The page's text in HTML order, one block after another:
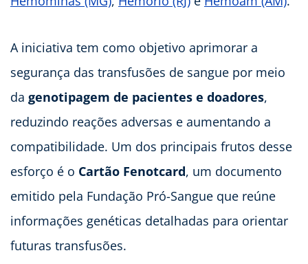
A iniciativa tem como objetivo aprimorar a
segurança das transfusões de sangue por meio
da genotipagem de pacientes e doadores,
reduzindo reações adversas e aumentando a
compatibilidade. Um dos principais frutos desse
esforço é o Cartão Fenotcard, um documento
emitido pela Fundação Pró-Sangue que reúne
informações genéticas detalhadas para orientar
futuras transfusões.